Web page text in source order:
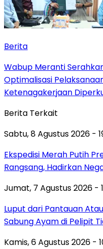
Berita
Wabup Meranti
Optimalisasi
Ketenagakerjaan
Berita Terkait
Sabtu, 8 Agustus 2026 -
Ekspedisi Merah Putih
Rangsang, Hadirkan
Jumat, 7 Agustus 2026 -
Luput dari Pantauan
Sabung Ayam di Pelipit
Kamis, 6 Agustus 2026 -